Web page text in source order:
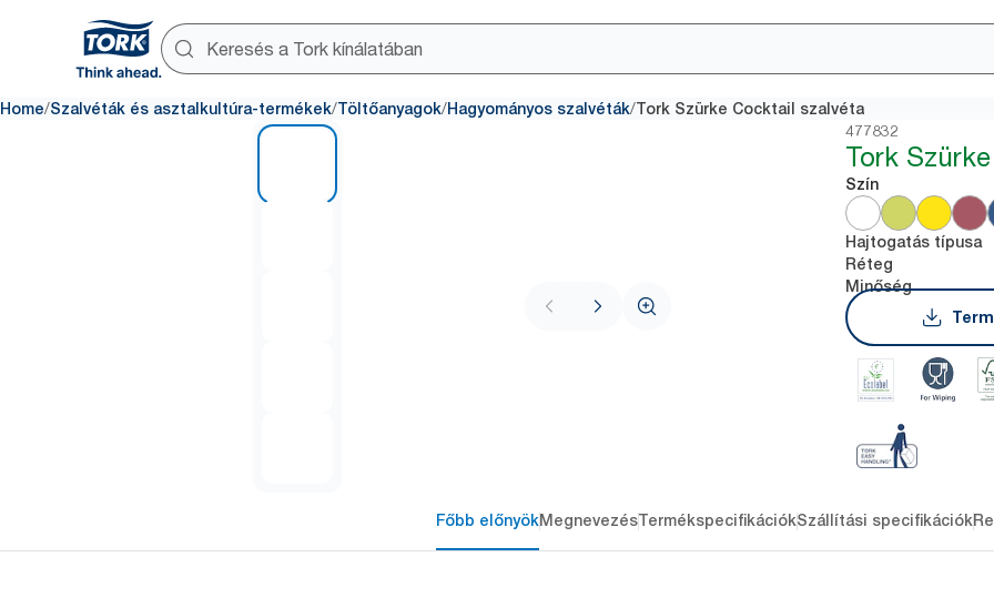
Home/Szalvéták és asztalkultúra-termékek/Töltőanyagok/Hagyományos szalvéták/Tork Szürke Cocktail szalvéta
477832
Tork
Szín
Hajtogatás típusa
Réteg
Minőség
Főbb előnyökMegnevezésTermékspecifikációkSzállítási specifikációk